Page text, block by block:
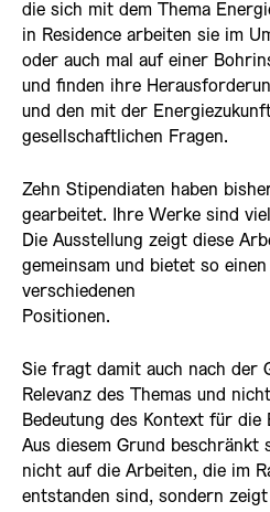
die sich mit dem Thema
in Residence arbeiten sie im
oder auch mal auf einer
und finden ihre
und den mit der
gesellschaftlichen Fragen.
Zehn Stipendiaten haben
gearbeitet. Ihre Werke sind
Die Ausstellung zeigt diese
gemeinsam und bietet so
verschiedenen
Positionen.
Sie fragt damit auch nach der
Relevanz des Themas und
Bedeutung des Kontext für die
Aus diesem Grund beschränkt
nicht auf die Arbeiten, die im
entstanden sind, sondern